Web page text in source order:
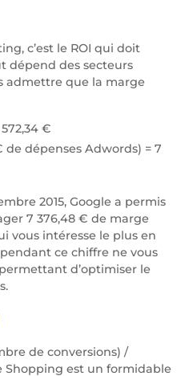
c’est le ROI qui doit
dépend des secteurs
admettre que la marge
572,34 €
de dépenses Adwords) = 7
2015, Google a permis
7 376,48 € de marge
vous intéresse le plus en
ce chiffre ne vous
d’optimiser le
de conversions) /
Shopping est un formidable